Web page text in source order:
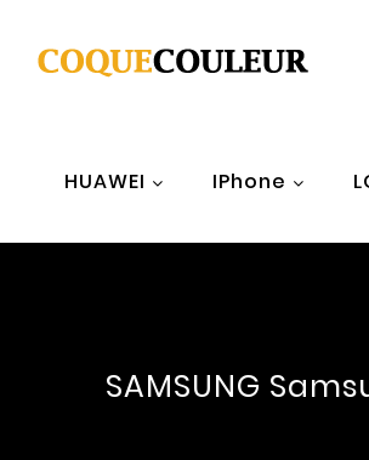
HUAWEI IPhone
SAMSUNG